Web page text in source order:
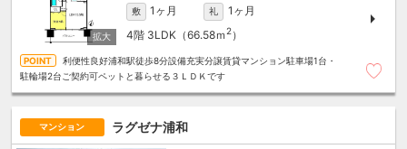
敷 1ヶ月 礼
1ヶ月
4階 3LDK（66.58ｍ 2）
利便性良好浦和駅徒歩8分設備充実分譲賃貸マンション駐車場1台・
駐輪場2台ご契約可ペットと暮らせる３ＬＤＫです
マンション ラグゼナ浦和